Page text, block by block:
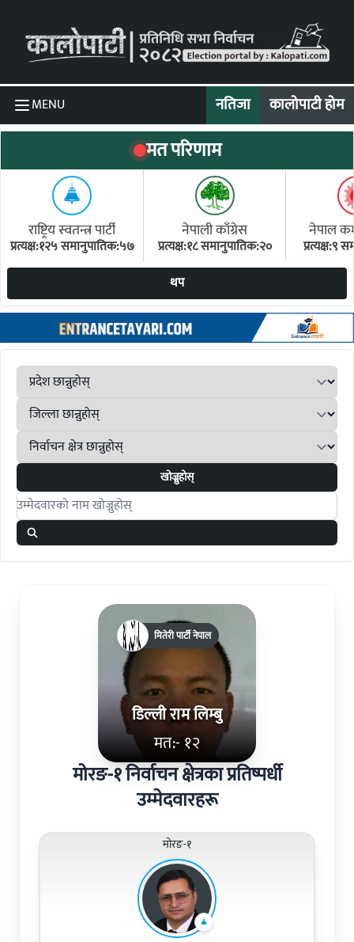
MENU नतिजा कालोपाटी होम
मत परिणाम
राष्ट्रिय स्वतन्त्र पार्टी
प्रत्यक्ष:१२५ समानुपातिक:५७
नेपाली काँग्रेस
प्रत्यक्ष:१८ समानुपातिक:२०
नेपाल
प्रत्यक्ष:९
थप
खोज्नुहोस्
Search candidates
डिल्ली राम लिम्बु
मत:- १२
मितेरी पार्टी नेपाल
मोरङ-१ निर्वाचन क्षेत्रका प्रतिष्पर्धी
उम्मेदवारहरू
मोरङ-१